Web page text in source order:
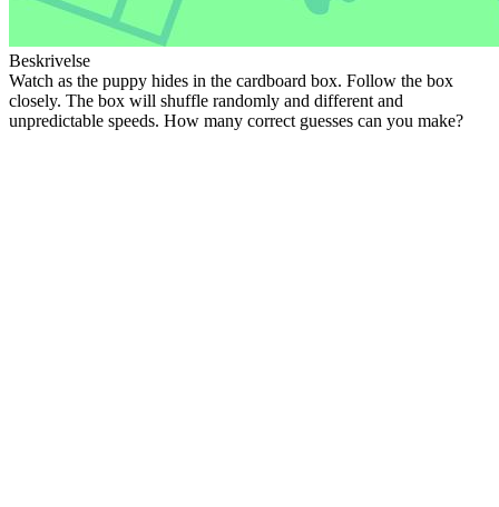
Beskrivelse
Watch as the puppy hides in the cardboard box. Follow the box
closely. The box will shuffle randomly and different and
unpredictable speeds. How many correct guesses can you make?